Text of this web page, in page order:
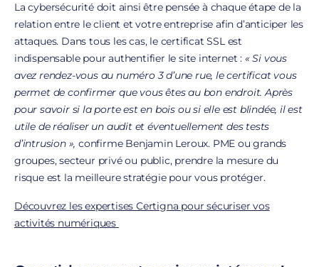
La cybersécurité doit ainsi être pensée à chaque étape de la
relation entre le client et votre entreprise afin d’anticiper les
attaques. Dans tous les cas, le certificat SSL est
indispensable pour authentifier le site internet : « Si vous
avez rendez-vous au numéro 3 d’une rue, le certificat vous
permet de confirmer que vous êtes au bon endroit. Après
pour savoir si la porte est en bois ou si elle est blindée, il est
utile de réaliser un audit et éventuellement des tests
d’intrusion », confirme Benjamin Leroux. PME ou grands
groupes, secteur privé ou public, prendre la mesure du
risque est la meilleure stratégie pour vous protéger.
Découvrez les expertises Certigna pour sécuriser vos
activités numériques